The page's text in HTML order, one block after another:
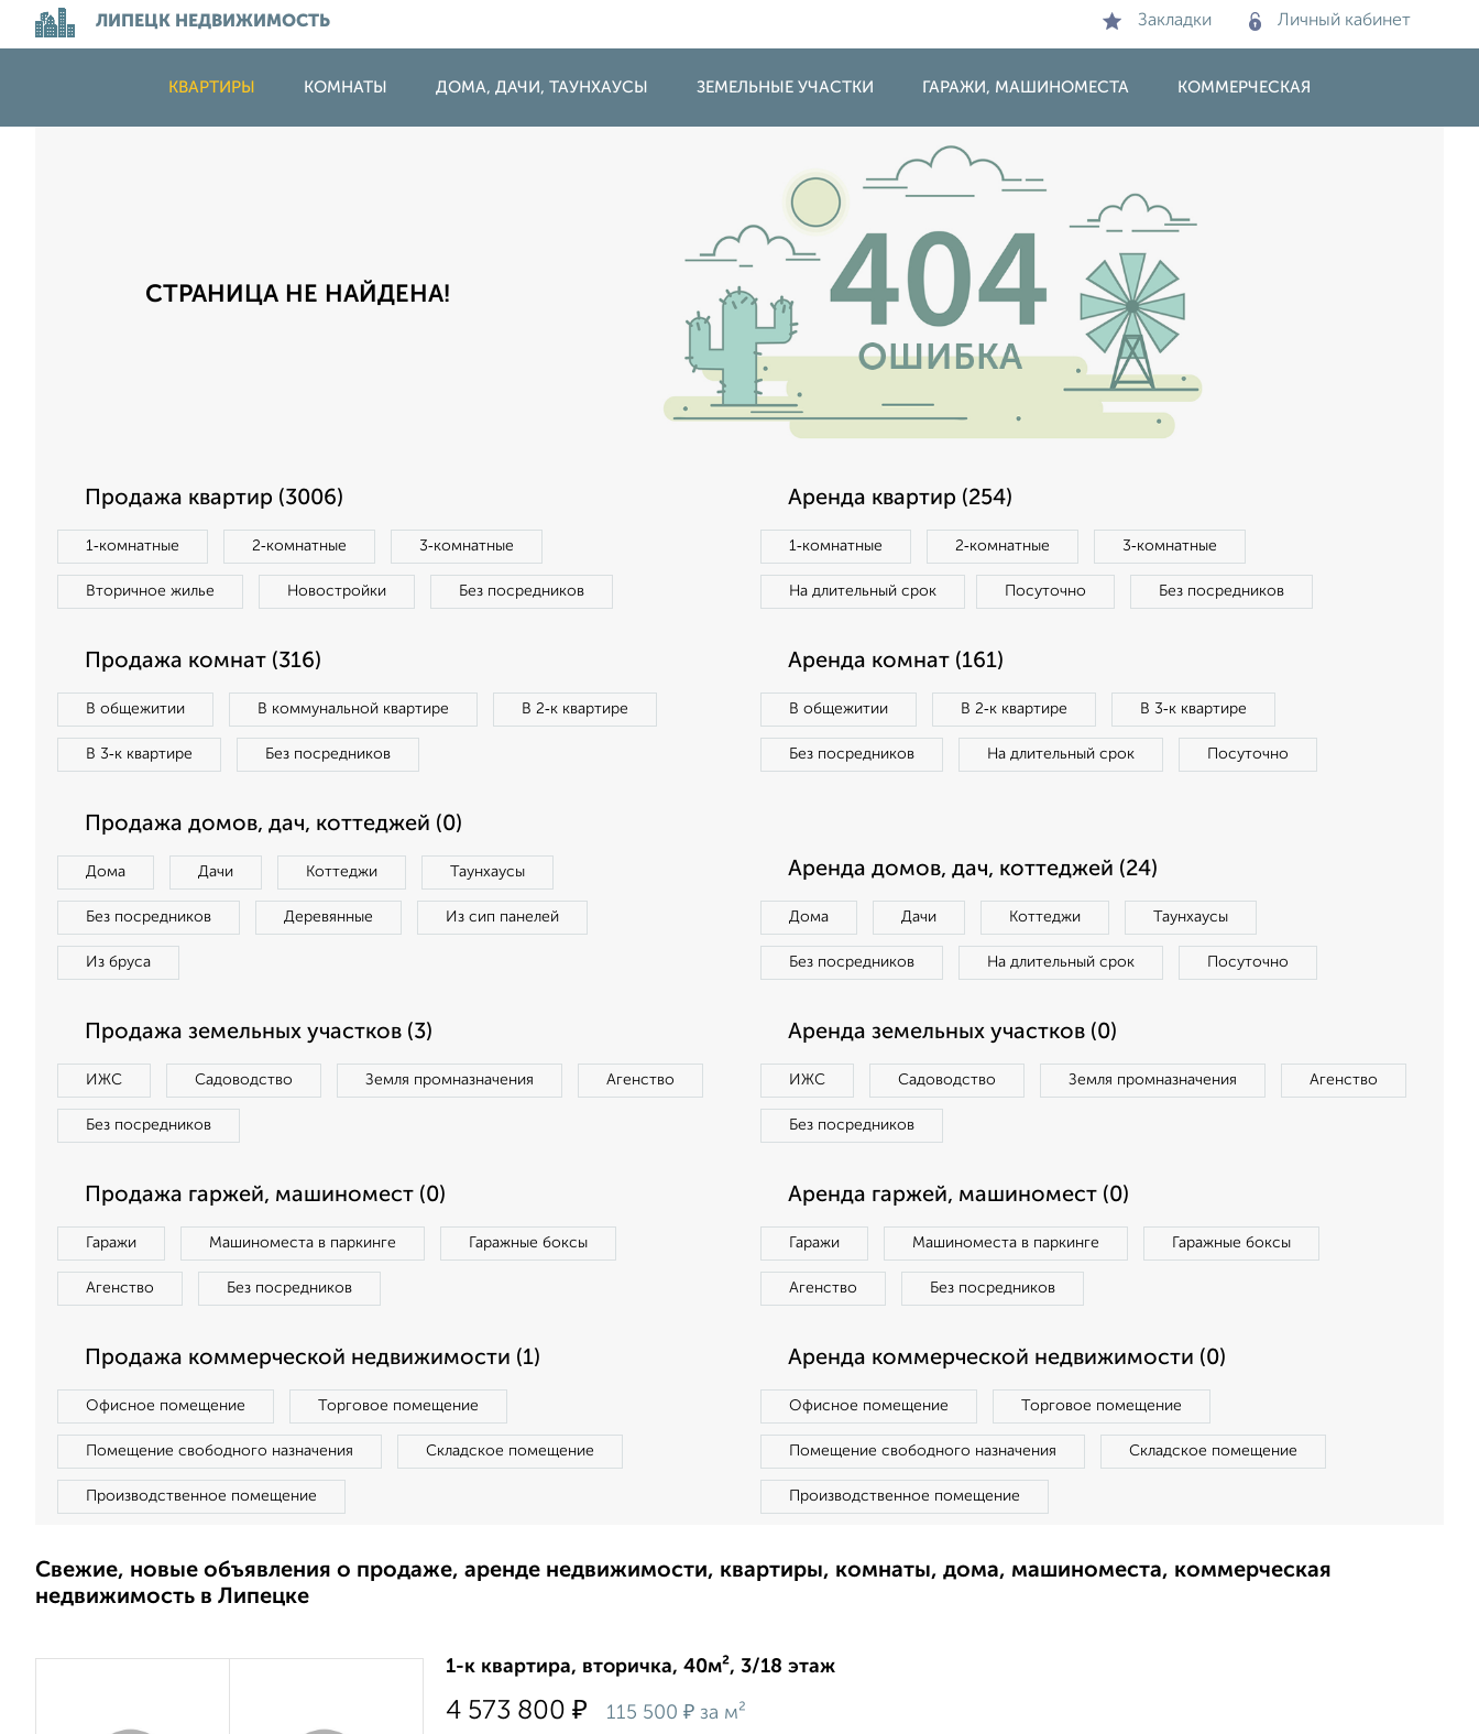
ЛИПЕЦК НЕДВИЖИМОСТЬ Закладки Личный кабинет
КВАРТИРЫ КОМНАТЫ ДОМА, ДАЧИ, ТАУНХАУСЫ ЗЕМЕЛЬНЫЕ УЧАСТКИ ГАРАЖИ, МАШИНОМЕСТА КОММЕРЧЕСКАЯ
СТРАНИЦА НЕ НАЙДЕНА!
Продажа квартир (3006)
1‑комнатные 2‑комнатные 3‑комнатные
Вторичное жилье Новостройки Без посредников
Аренда квартир (254)
1‑комнатные 2‑комнатные 3‑комнатные
На длительный срок Посуточно Без посредников
Продажа комнат (316)
В общежитии В коммунальной квартире В 2‑к квартире
В 3‑к квартире Без посредников
Аренда комнат (161)
В общежитии В 2‑к квартире В 3‑к квартире
Без посредников На длительный срок Посуточно
Продажа домов, дач, коттеджей (0)
Дома Дачи Коттеджи Таунхаусы
Без посредников Деревянные Из сип панелей
Из бруса
Аренда домов, дач, коттеджей (24)
Дома Дачи Коттеджи Таунхаусы
Без посредников На длительный срок Посуточно
Продажа земельных участков (3)
ИЖС Садоводство Земля промназначения Агенство
Без посредников
Аренда земельных участков (0)
ИЖС Садоводство Земля промназначения Агенство
Без посредников
Продажа гаржей, машиномест (0)
Гаражи Машиноместа в паркинге Гаражные боксы
Агенство Без посредников
Аренда гаржей, машиномест (0)
Гаражи Машиноместа в паркинге Гаражные боксы
Агенство Без посредников
Продажа коммерческой недвижимости (1)
Офисное помещение Торговое помещение
Помещение свободного назначения Складское помещение
Производственное помещение
Аренда коммерческой недвижимости (0)
Офисное помещение Торговое помещение
Помещение свободного назначения Складское помещение
Производственное помещение
Свежие, новые объявления о продаже, аренде недвижимости, квартиры, комнаты, дома, машиноместа, коммерческая
недвижимость в Липецке
1-к квартира, вторичка, 40м², 3/18 этаж
4 573 800 ₽ 115 500 ₽ за м²